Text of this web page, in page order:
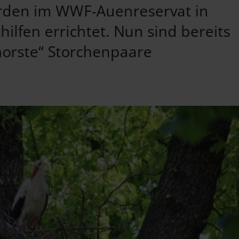
im WWF-Auenreservat in
errichtet. Nun sind bereits
Storchenpaare